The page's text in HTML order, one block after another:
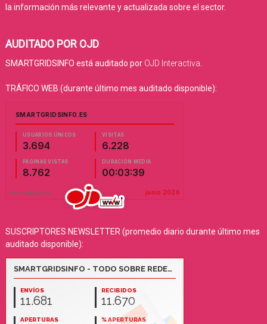
la información más relevante y actualizada sobre el sector.
AUDITADO POR OJD
SMARTGRIDSINFO está auditado por OJD Interactiva
TRÁFICO WEB (durante último mes auditado disponible):
SUSCRIPTORES NEWSLETTER (promedio diario durante último mes
auditado disponible):